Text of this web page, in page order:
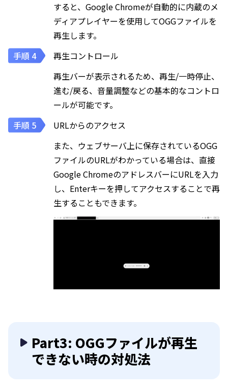
すると、Google Chromeが自動的に内蔵のメ
ディアプレイヤーを使用してOGGファイルを
再生します。
再生コントロール
再生バーが表示されるため、再生/一時停止、
進む/戻る、音量調整などの基本的なコントロ
ールが可能です。
URLからのアクセス
また、ウェブサーバ上に保存されているOGG
ファイルのURLがわかっている場合は、直接
Google ChromeのアドレスバーにURLを入力
し、Enterキーを押してアクセスすることで再
生することもできます。
Part3: OGGファイルが再生
できない時の対処法